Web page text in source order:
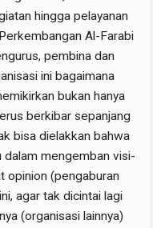
hingga pelayanan
Al-Farabi
pembina dan
ini bagaimana
bukan hanya
berkibar sepanjang
bisa dielakkan bahwa
dalam mengemban visi-
opinion (pengaburan
agar tak dicintai lagi
(organisasi lainnya)